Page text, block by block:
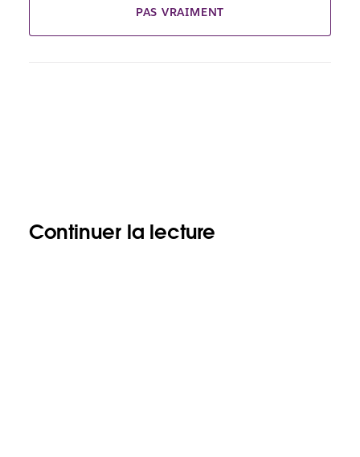
PAS VRAIMENT
Continuer la lecture